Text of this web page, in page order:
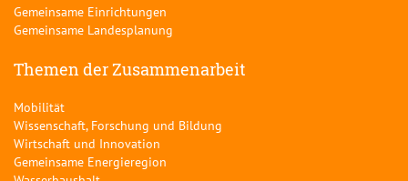
Gemeinsame Einrichtungen
Gemeinsame Landesplanung
Themen der Zusammenarbeit
Mobilität
Wissenschaft, Forschung und Bildung
Wirtschaft und Innovation
Gemeinsame Energieregion